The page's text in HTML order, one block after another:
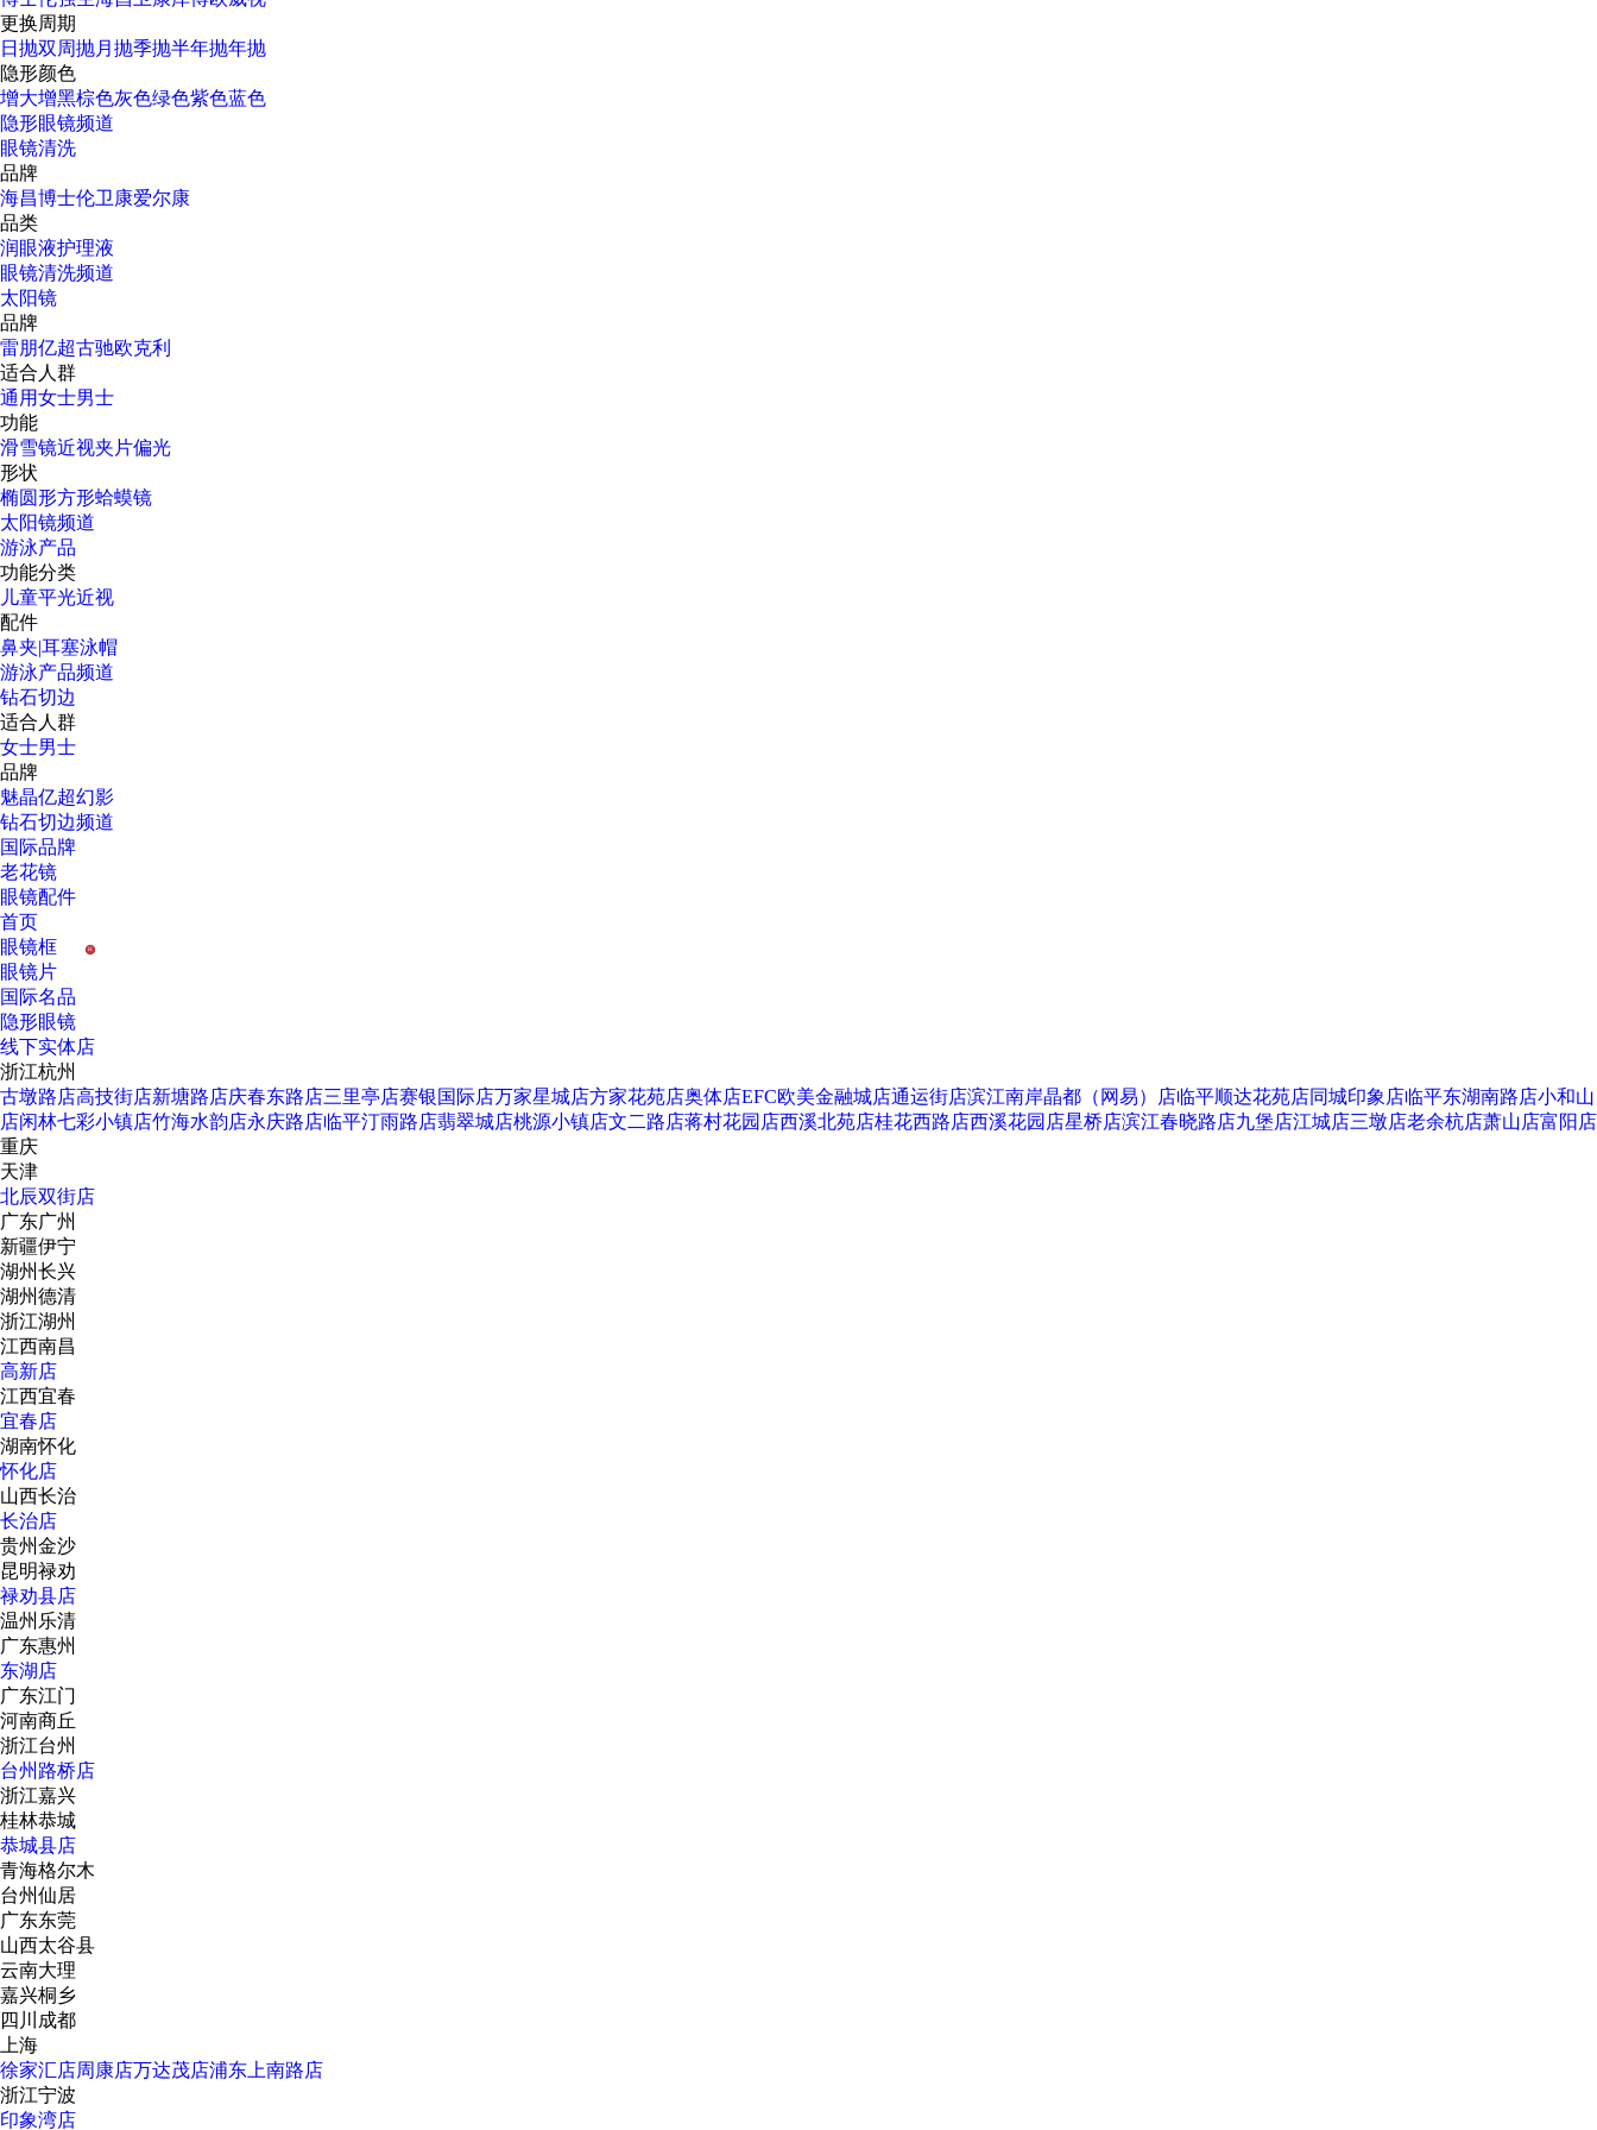
更换周期
日抛双周抛月抛季抛半年抛年抛
隐形颜色
增大增黑棕色灰色绿色紫色蓝色
隐形眼镜频道
眼镜清洗
品牌
海昌博士伦卫康爱尔康
品类
润眼液护理液
眼镜清洗频道
太阳镜
品牌
雷朋亿超古驰欧克利
适合人群
通用女士男士
功能
滑雪镜近视夹片偏光
形状
椭圆形方形蛤蟆镜
太阳镜频道
游泳产品
功能分类
儿童平光近视
配件
鼻夹|耳塞泳帽
游泳产品频道
钻石切边
适合人群
女士男士
品牌
魅晶亿超幻影
钻石切边频道
国际品牌
老花镜
眼镜配件
首页
H
眼镜框
眼镜片
国际名品
隐形眼镜
线下实体店
浙江杭州
古墩路店高技街店新塘路店庆春东路店三里亭店赛银国际店万家星城店方家花苑店奥体店EFC欧美金融城店通运街店滨江南岸晶都（网易）店临平顺达花苑店同城印象店临平东湖南路店小和山
店闲林七彩小镇店竹海水韵店永庆路店临平汀雨路店翡翠城店桃源小镇店文二路店蒋村花园店西溪北苑店桂花西路店西溪花园店星桥店滨江春晓路店九堡店江城店三墩店老余杭店萧山店富阳店
重庆
天津
北辰双街店
广东广州
新疆伊宁
湖州长兴
湖州德清
浙江湖州
江西南昌
高新店
江西宜春
宜春店
湖南怀化
怀化店
山西长治
长治店
贵州金沙
昆明禄劝
禄劝县店
温州乐清
广东惠州
东湖店
广东江门
河南商丘
浙江台州
台州路桥店
浙江嘉兴
桂林恭城
恭城县店
青海格尔木
台州仙居
广东东莞
山西太谷县
云南大理
嘉兴桐乡
四川成都
上海
徐家汇店周康店万达茂店浦东上南路店
浙江宁波
印象湾店